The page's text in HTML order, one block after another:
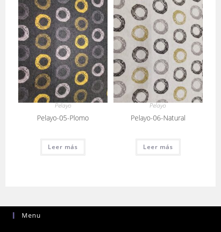
Pelayo
Pelayo-05-Plomo
Leer más
Pelayo
Pelayo-06-Natural
Leer más
Menu